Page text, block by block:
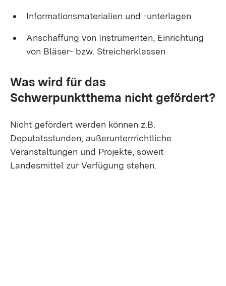
Informationsmaterialien und -unterlagen
Anschaffung von Instrumenten, Einrichtung
von Bläser- bzw. Streicherklassen
Was wird für das
Schwerpunktthema nicht gefördert?
Nicht gefördert werden können z.B.
Deputatsstunden, außerunterrrichtliche
Veranstaltungen und Projekte, soweit
Landesmittel zur Verfügung stehen.